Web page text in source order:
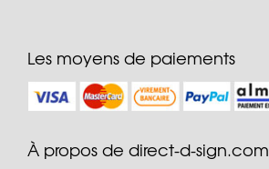
Les moyens de paiements
À propos de direct-d-sign.com